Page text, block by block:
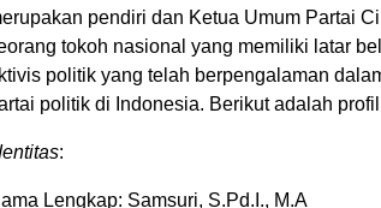
pendiri dan Ketua Umum Partai
tokoh nasional yang memiliki latar
politik yang telah berpengalaman
politik di Indonesia. Berikut adalah
:
Lengkap: Samsuri, S.Pd.I., M.A